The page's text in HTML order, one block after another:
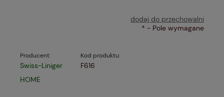
dodaj do przechowalni
* - Pole wymagane
Producent:
Swiss-Liniger
HOME
Kod produktu:
F616